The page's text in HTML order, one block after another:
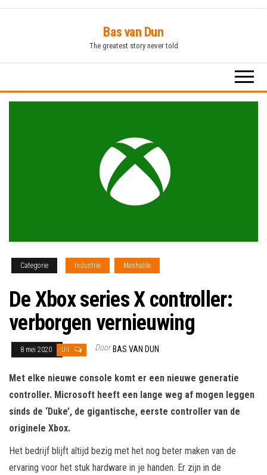
inhoud
Bas van Dun
The greatest story never told
Categorie Industrie Mashable
De Xbox series X controller:
verborgen vernieuwing
8 mei 2020 Uit Door BAS VAN DUN
Met elke nieuwe console komt er een nieuwe generatie
controller. Microsoft heeft een lange weg af mogen leggen
sinds de ‘Duke’, de gigantische, eerste controller van de
originele Xbox.
Het bedrijf blijft altijd bezig met het nog beter maken van de
ervaring voor het stuk hardware in je handen. Er zijn in de